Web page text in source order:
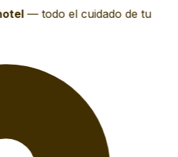
—todo el cuidado de tu